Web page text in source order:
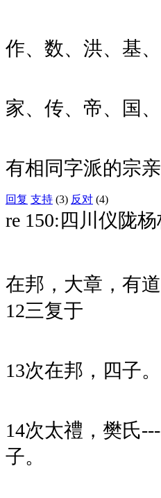
作、数、洪、基、
家、传、帝、国、
有相同字派的宗
回复 支持 (3) 反对 (4)
re 150:四川仪陇
在邦，大章，有
12三复于
13次在邦，四子。
14次太禮，樊氏
子。